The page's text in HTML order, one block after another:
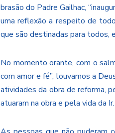
brasão do Padre Gailhac,
uma reflexão a respeito de
que são destinadas para todos,
No momento orante, com o
com amor e fé”, louvamos a
atividades da obra de reforma,
atuaram na obra e pela vida da